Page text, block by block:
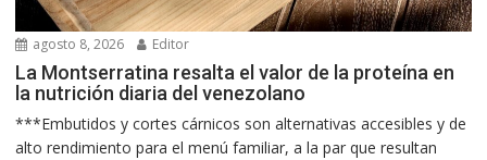
agosto 8, 2026 Editor
La Montserratina resalta el valor de la proteína en
la nutrición diaria del venezolano
***Embutidos y cortes cárnicos son alternativas accesibles y de
alto rendimiento para el menú familiar, a la par que resultan